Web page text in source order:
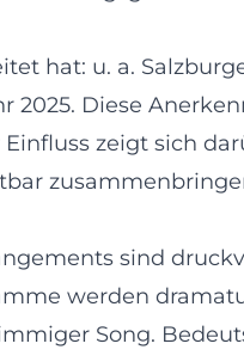
hat: u. a.
2025. Diese
zeigt sich
sind
werden
Song.